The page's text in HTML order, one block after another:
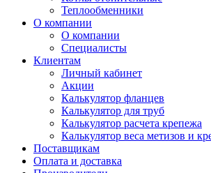
Теплообменники
О компании
О компании
Специалисты
Клиентам
Личный кабинет
Акции
Калькулятор фланцев
Калькулятор для труб
Калькулятор расчета крепежа
Калькулятор веса метизов и
Поставщикам
Оплата и доставка